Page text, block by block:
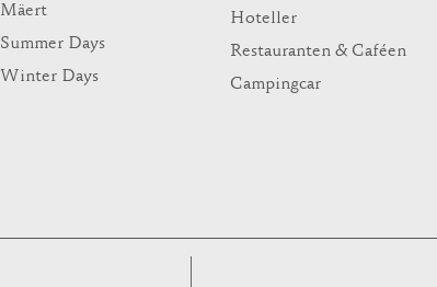
Mäert
Summer Days
Winter Days
Hoteller
Restauranten & Caféen
Campingcar